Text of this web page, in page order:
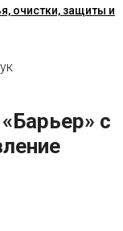
очистки, защиты и
с